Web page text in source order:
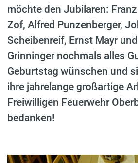
möchte den Jubilaren:
Zof, Alfred Punzenberger,
Scheibenreif, Ernst Mayr
Grinninger nochmals alles
Geburtstag wünschen und
ihre jahrelange großartige
Freiwilligen Feuerwehr
bedanken!